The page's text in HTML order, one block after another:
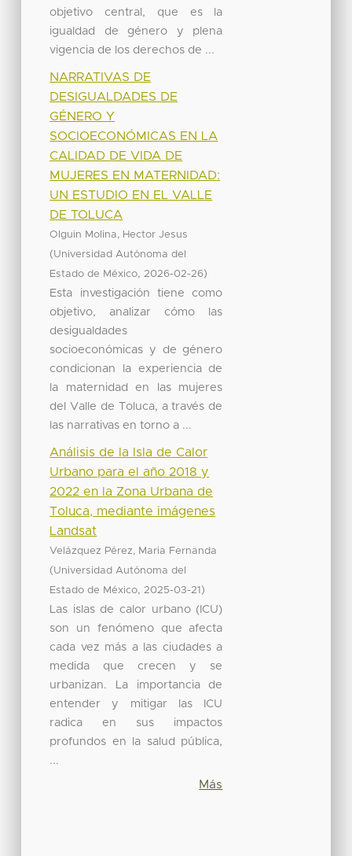
objetivo central, que es la
igualdad de género y plena
vigencia de los derechos de ...
NARRATIVAS DE
DESIGUALDADES DE
GÉNERO Y
SOCIOECONÓMICAS EN LA
CALIDAD DE VIDA DE
MUJERES EN MATERNIDAD:
UN ESTUDIO EN EL VALLE
DE TOLUCA
Olguin Molina, Hector Jesus
(Universidad Autónoma del
Estado de México, 2026-02-26)
Esta investigación tiene como
objetivo, analizar cómo las
desigualdades
socioeconómicas y de género
condicionan la experiencia de
la maternidad en las mujeres
del Valle de Toluca, a través de
las narrativas en torno a ...
Análisis de la Isla de Calor
Urbano para el año 2018 y
2022 en la Zona Urbana de
Toluca, mediante imágenes
Landsat
Velázquez Pérez, Maria Fernanda
(Universidad Autónoma del
Estado de México, 2025-03-21 )
Las islas de calor urbano (ICU)
son un fenómeno que afecta
cada vez más a las ciudades a
medida que crecen y se
urbanizan. La importancia de
entender y mitigar las ICU
radica en sus impactos
profundos en la salud pública,
...
Más